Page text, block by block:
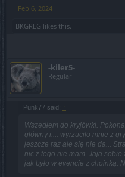
Feb 6, 2024
BKGREG likes this.
-kiler5-
Regular
Punk77 said: ↑
Wszedłem do kryjówki.
główny i.... wyrzuciło mnie z
jeszcze raz ale się nie da...
nic z tego nie mam. Jaja
jak było w evencie z choinką.